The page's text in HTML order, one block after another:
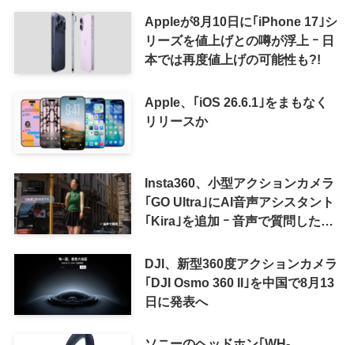
Appleが8月10日に｢iPhone 17｣シ
リーズを値上げとの噂が浮上 ｰ 日
本では再度値上げの可能性も?!
Apple、｢iOS 26.6.1｣をまもなく
リリースか
Insta360、小型アクションカメラ
｢GO Ultra｣にAI音声アシスタント
｢Kira｣を追加 ｰ 音声で質問した
可能に
DJI、新型360度アクションカメラ
｢DJI Osmo 360 II｣を中国で8月13
日に発表へ